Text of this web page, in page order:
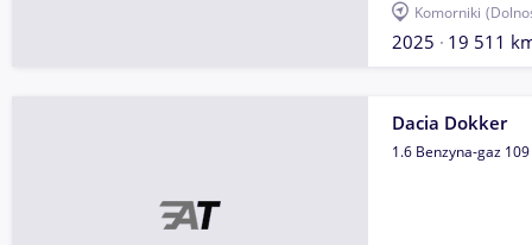
Komorniki
2025 19 511
Dacia Dokker
1.6 Benzyna-gaz